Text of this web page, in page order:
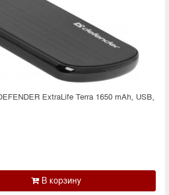
ExtraLife Terra 1650 mAh, USB,